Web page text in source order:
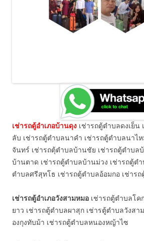
เช่ารถตู้อำเภอบ้านดุง เช่ารถตู้ตำบลดงเย็
ลับ เช่ารถตู้ตำบลนาคำ เช่ารถตู้ตำบลนาไ
จันทร์ เช่ารถตุ้ตำบลบ้านชัย เช่ารถตู้ตำบล
บ้านตาด เช่ารถตู้ตำบลบ้านม่วง เช่ารถตู้ตำ
ตำบลศรีสุทโธ เช่ารถตู้ตำบลอ้อมกอ เช่าร
เช่ารถตู้อำเภอวังสามหมอ เช่ารถตู้ตำบลโค
ยาว เช่ารถตู้ตำบลผาสุก เช่ารตู้ตำบลวังส
องกุงทับม้า เช่ารถตู้ตำบลหนองหญ้าไซ